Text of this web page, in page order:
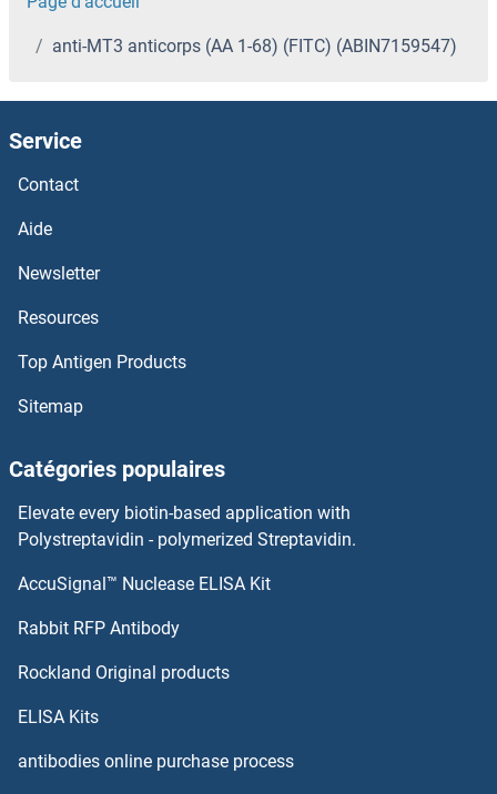
anti-MT3 anticorps (AA 1-68) (FITC) (ABIN7159547)
Service
Contact
Aide
Newsletter
Resources
Top Antigen Products
Sitemap
Catégories populaires
Elevate every biotin-based application with
Polystreptavidin - polymerized Streptavidin.
AccuSignal™ Nuclease ELISA Kit
Rabbit RFP Antibody
Rockland Original products
ELISA Kits
antibodies online purchase process